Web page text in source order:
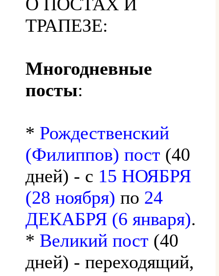
ТРАПЕЗЕ:
Многодневные
посты:
* Рождественский
(Филиппов) пост (40
дней) - с 15 НОЯБРЯ
(28 ноября) по 24
ДЕКАБРЯ (6 января).
* Великий пост (40
дней) - переходящий,